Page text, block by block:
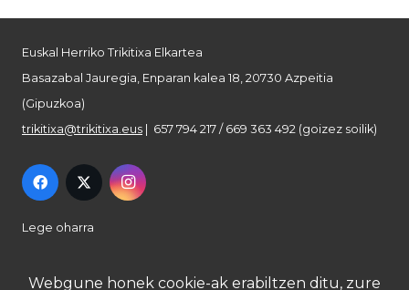
Euskal Herriko Trikitixa Elkartea
Basazabal Jauregia, Enparan kalea 18, 20730 Azpeitia
(Gipuzkoa)
trikitixa@trikitixa.eus | 657 794 217 / 669 363 492 (goizez soilik)
Lege oharra
Pribatutasun politika
Webgune honek cookie-ak erabiltzen ditu, zure